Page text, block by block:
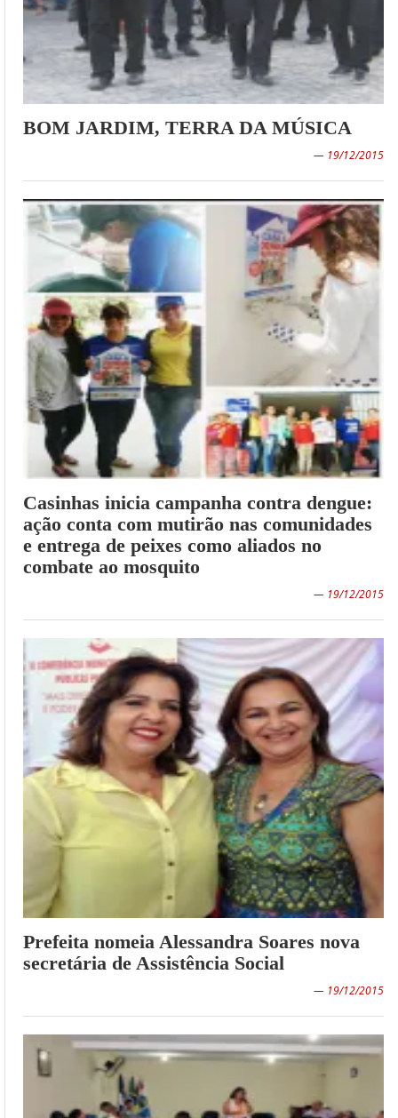
BOM JARDIM, TERRA DA MÚSICA
— 19/12/2015
Casinhas inicia campanha contra dengue:
ação conta com mutirão nas comunidades
e entrega de peixes como aliados no
combate ao mosquito
— 19/12/2015
Prefeita nomeia Alessandra Soares nova
secretária de Assistência Social
— 19/12/2015